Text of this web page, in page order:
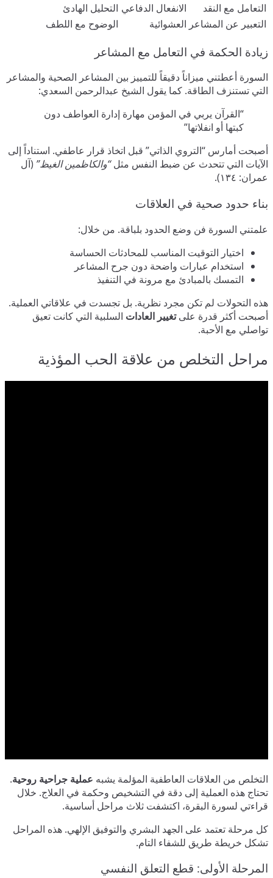
التعامل مع النقد
الانفعال الدفاعي التحليل الهادئ
التعبير عن المشاعر العشوائية الوضوح مع اللطف
زيادة الحكمة في التعامل مع المشاعر
السورة أعطتني ميزاناً دقيقاً للتمييز بين المشاعر الصحية والمشاعر
التي تستنزف الطاقة. كما يقول الشيخ عبدالرحمن السعدي:
“القرآن يربي في المؤمن مهارة إدارة العواطف دون
كبتها أو انفلاتها”
أصبحت أمارس “التروي الذاتي” قبل اتخاذ قرار عاطفي. استناداً إلى
الآيات التي تتحدث عن ضبط النفس مثل“والكاظمين الغيظ” (آل
عمران: ١٣٤).
بناء حدود صحية في العلاقات
علمتني السورة فن وضع الحدود بلباقة. من خلال:
اختيار التوقيت المناسب للمحادثات الحساسة
استخدام عبارات واضحة دون جرح المشاعر
التمسك بالمبادئ مع مرونة في التنفيذ
هذه التحولات لم تكن مجرد نظرية. بل تجسدت في علاقاتي العملية.
أصبحت أكثر قدرة علىتغيير العادات السلبية التي كانت تعيق
تواصلي مع الأحبة.
مراحل التخلص من علاقة الحب المؤذية
التخلص من العلاقات العاطفية المؤلمة يشبه عملية جراحية روحية.
تحتاج هذه العملية إلى دقة في التشخيص وحكمة في العلاج. خلال
قراءتي لسورة البقرة، اكتشفت ثلاث مراحل أساسية.
كل مرحلة تعتمد على الجهد البشري والتوفيق الإلهي. هذه المراحل
تشكل خريطة طريق للشفاء التام.
المرحلة الأولى: قطع التعلق النفسي